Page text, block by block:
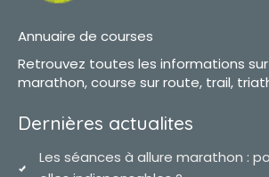
Annuaire de courses
Retrouvez toutes les informations
marathon, course sur route, trail,
Dernières actualites
Les séances à allure marathon :